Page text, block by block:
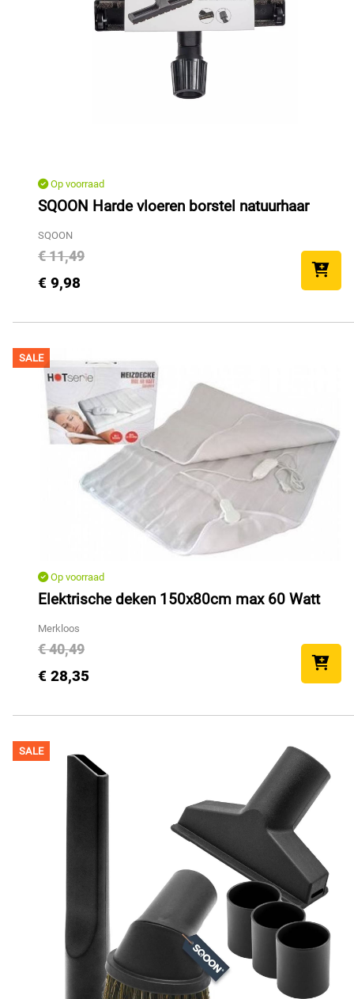
Op voorraad
SQOON Harde vloeren borstel natuurhaar
SQOON
€ 11,49
€ 9,98
SALE
Op voorraad
Elektrische deken 150x80cm max 60 Watt
Merkloos
€ 40,49
€ 28,35
SALE